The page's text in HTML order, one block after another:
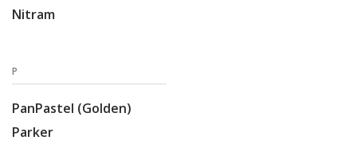
Nitram
P
PanPastel (Golden)
Parker